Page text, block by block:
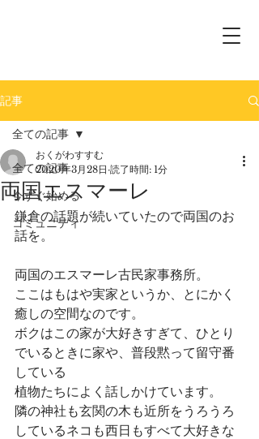
記事
全ての記事
今すぐ始める
コミュニティ
全ての記事
両国エスマーレ
おくがわすすむ
2020年3月28日 読了時間: 1分
鎌倉の話題が続いていたので両国のお
話を。
両国のエスマーレ古民家事務所。
ここはもはや実家というか、とにかく
癒しの空間なのです。
ボクはこの家が大好きすぎて、ひとり
でいるときに家や、普段黙って留守番
している
植物たちによく話しかけています。
隣の神社も玄関の木も近所をうろうろ
しているネコも西日もすべて大好きな